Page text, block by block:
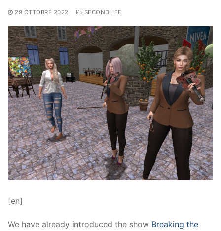
29 OTTOBRE 2022 SECONDLIFE
[en]
We have already introduced the show Breaking the